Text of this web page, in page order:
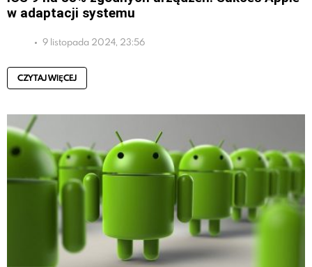
w adaptacji systemu
9 listopada 2024, 23:56
CZYTAJ WIĘCEJ